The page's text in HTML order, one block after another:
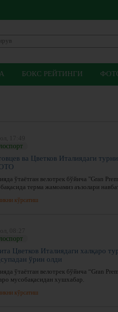
БОКС РЕЙТИНГИ
ва Цветков Италиядаги
ўтаётган велотрек бўйича "Gran
терма жамоамиз аъзолари
кўрсатиш
Цветков Италиядаги халқаро
ўрин олди
ўтаётган велотрек бўйича “Gran
мусобақасидан хушхабар.
кўрсатиш